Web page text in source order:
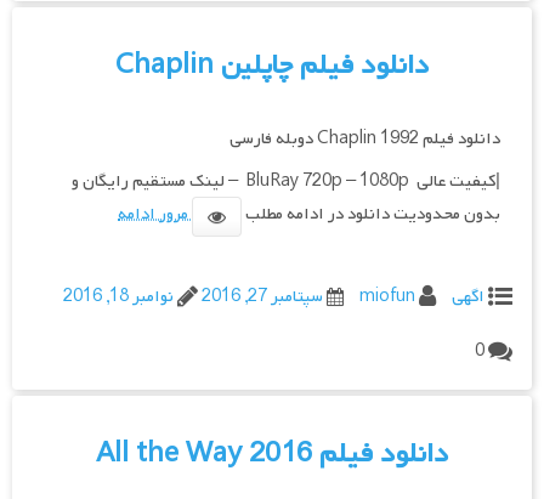
دانلود فیلم چاپلین Chaplin
دانلود فیلم Chaplin 1992 دوبله فارسی
|کیفیت عالی BluRay 720p – 1080p – لینک مستقیم رایگان و
بدون محدودیت دانلود در ادامه مطلب
مرور ادامه
اگهی miofun سپتامبر 27, 2016
نوامبر 18, 2016
0
دانلود فیلم All the Way 2016